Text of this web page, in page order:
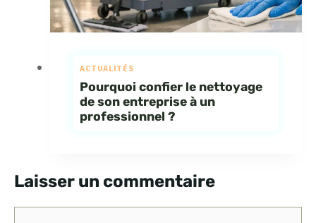
ACTUALITÉS
Pourquoi confier le nettoyage
de son entreprise à un
professionnel ?
Laisser un commentaire